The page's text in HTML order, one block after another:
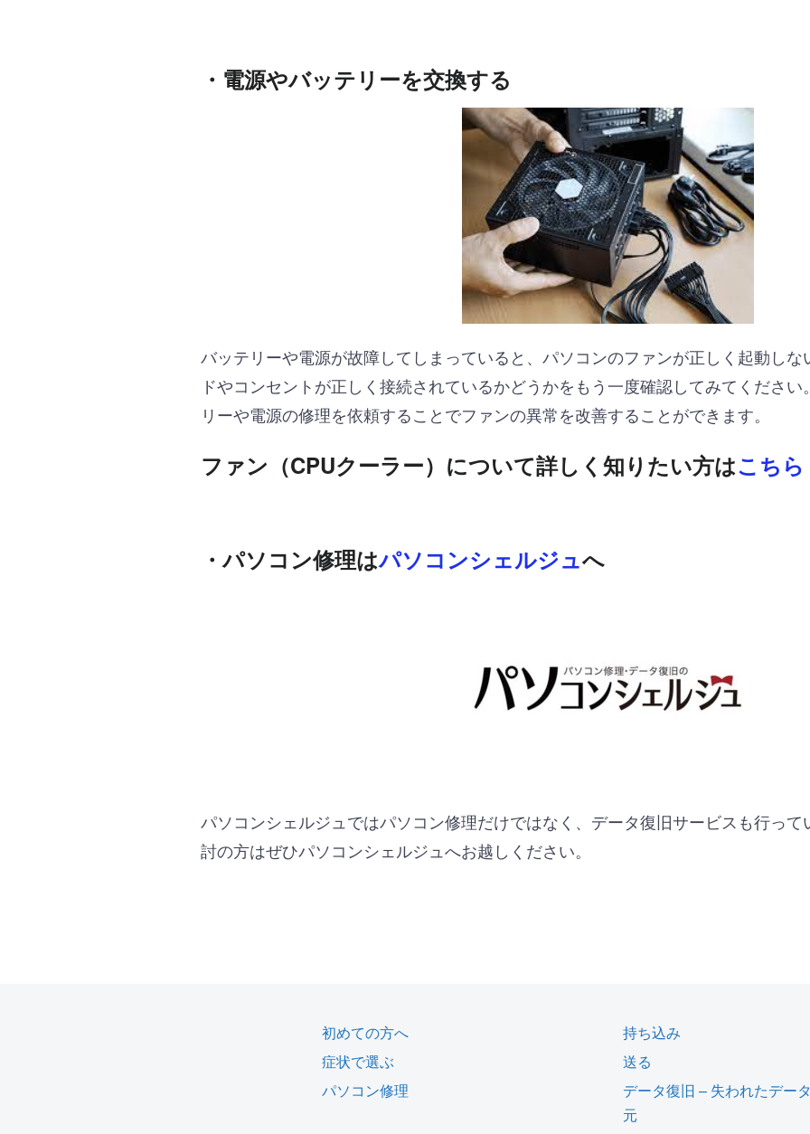
・電源やバッテリーを交換する
バッテリーや電源が故障してしまっていると、パソコンのファンが正しく起動し
ドやコンセントが正しく接続されているかどうかをもう一度確認してみてくださ
リーや電源の修理を依頼することでファンの異常を改善することができます。
ファン（CPUクーラー）について詳しく知りたい方はこちら
・パソコン修理はパソコンシェルジュへ
パソコンシェルジュではパソコン修理だけではなく、データ復旧サービスも行っ
討の方はぜひパソコンシェルジュへお越しください。
初めての方へ
症状で選ぶ
パソコン修理
持ち込み
送る
データ復旧 – 失われたデー
元